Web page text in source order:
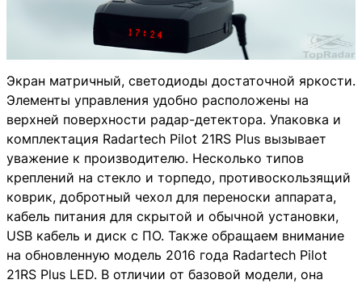
Экран матричный, светодиоды достаточной яркости.
Элементы управления удобно расположены на
верхней поверхности радар-детектора. Упаковка и
комплектация Radartech Pilot 21RS Plus вызывает
уважение к производителю. Несколько типов
креплений на стекло и торпедо, противоскользящий
коврик, добротный чехол для переноски аппарата,
кабель питания для скрытой и обычной установки,
USB кабель и диск с ПО. Также обращаем внимание
на обновленную модель 2016 года Radartech Pilot
21RS Plus LED. В отличии от базовой модели, она